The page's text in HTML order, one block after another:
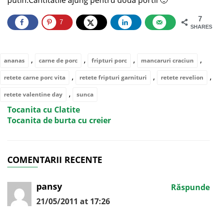
7
SHARES
7
ananas , carne de porc , fripturi porc , mancaruri craciun ,
retete carne porc vita , retete fripturi garnituri , retete revelion ,
retete valentine day , sunca
Tocanita cu Clatite
Tocanita de burta cu creier
COMENTARII RECENTE
pansy
21/05/2011 at 17:26
Răspunde